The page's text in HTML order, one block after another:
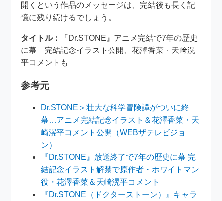
開くという作品のメッセージは、完結後も長く記
憶に残り続けるでしょう。
タイトル：
『Dr.STONE』アニメ完結で7年の歴史
に幕 完結記念イラスト公開、花澤香菜・天﨑滉
平コメントも
参考元
Dr.STONE＞壮大な科学冒険譚がついに終
幕…アニメ完結記念イラスト＆花澤香菜・天
崎滉平コメント公開（WEBザテレビジョ
ン）
『Dr.STONE』放送終了で7年の歴史に幕 完
結記念イラスト解禁で原作者・ホワイトマン
役・花澤香菜＆天崎滉平コメント
『Dr.STONE（ドクターストーン）』キャラ